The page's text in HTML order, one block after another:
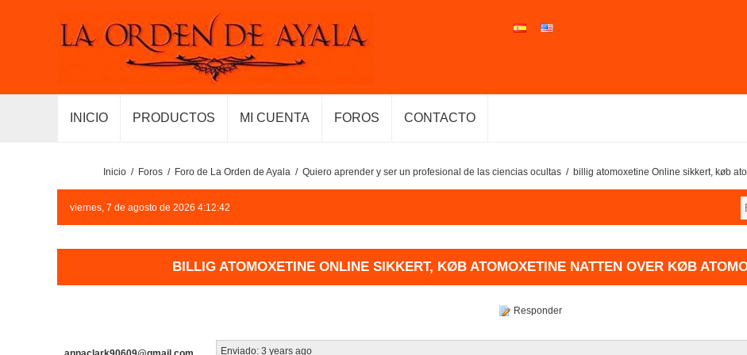
INICIO PRODUCTOS MI CUENTA FOROS CONTACTO
Inicio / Foros / Foro de La Orden de Ayala / Quiero aprender y ser un profesional de las ciencias ocultas / billig atomoxetine Online sikkert, køb
viernes, 7 de agosto de 2026 4:12:42
BILLIG ATOMOXETINE ONLINE SIKKERT, KØB ATOMOXETINE NATTEN OVER KØB
Responder
Enviado: 3 years ago